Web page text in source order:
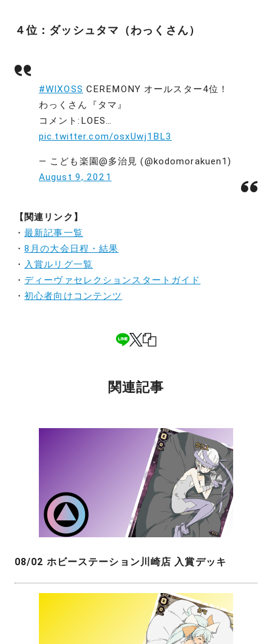
４位：ダッシュタマ（わっくさん）
#WIXOSS CEREMONY オールスター4位！
わっくさん『タマ』
コメント:LOES…
pic.twitter.com/osxUwj1BL3
— こども楽園@多治見 (@kodomorakuen1)
August 9, 2021
【関連リンク】
・最新記事一覧
・8月の大会日程・結果
・ 入賞ルリグ一覧
・ ディーヴァセレクションスタートガイド
・初心者向けコンテンツ
関連記事
08/02 ホビーステーション川崎店 入賞デッキ